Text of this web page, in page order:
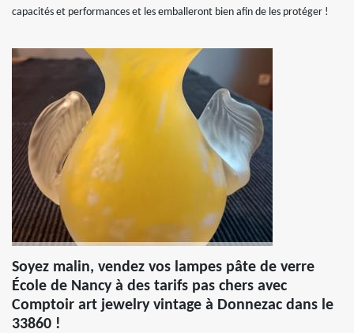
capacités et performances et les emballeront bien afin de les protéger !
Soyez malin, vendez vos lampes pâte de verre
École de Nancy à des tarifs pas chers avec
Comptoir art jewelry vintage à Donnezac dans le
33860 !